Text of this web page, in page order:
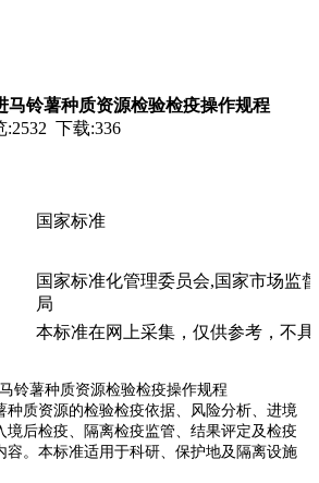
马铃薯种质资源检验检疫操作规程
:2532 下载:336
国家标准
国家标准化管理委员会,国家市场监
局
本标准在网上采集，仅供参考，不
铃薯种质资源检验检疫操作规程
种质资源的检验检疫依据、风险分析、进境
境后检疫、隔离检疫监管、结果评定及检疫
容。本标准适用于科研、保护地及隔离设施